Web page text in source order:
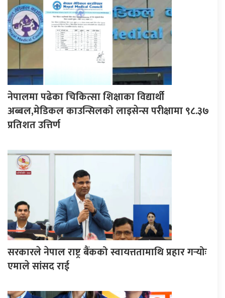
नेपालमा पढेका चिकित्सा शिक्षाका विद्यार्थी
अब्बल,मेडिकल काउन्सिलको लाइसेन्स परीक्षामा ९८.३७
प्रतिशत उत्तिर्ण
सरकारले नेपाल राष्ट्र बैंकको स्वायत्ततामाथि प्रहार गर्‍योः
एमाले सांसद राई